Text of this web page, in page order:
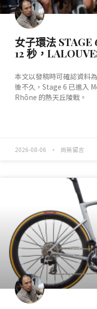
女子環法
12 秒，
本文以發稿時可確認資料
後不久，Stage 6 已進入
Rhône 的熱天丘陵戰。
2026-08-06 尚無留言